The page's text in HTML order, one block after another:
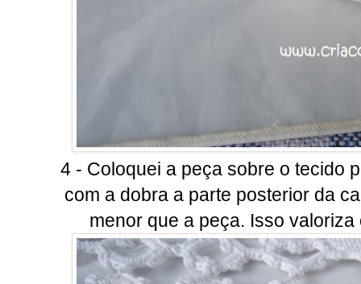
4 - Coloquei a peça sobre o tecido
com a dobra a parte posterior da
menor que a peça. Isso